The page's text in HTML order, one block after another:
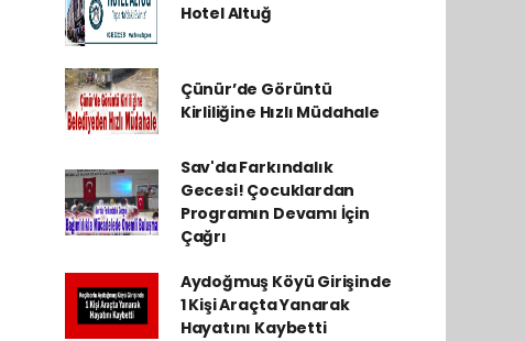
Hotel Altuğ
Çünür’de Görüntü
Kirliliğine Hızlı Müdahale
Sav'da Farkındalık
Gecesi! Çocuklardan
Programın Devamı İçin
Çağrı
Aydoğmuş Köyü Girişinde
1 Kişi Araçta Yanarak
Hayatını Kaybetti